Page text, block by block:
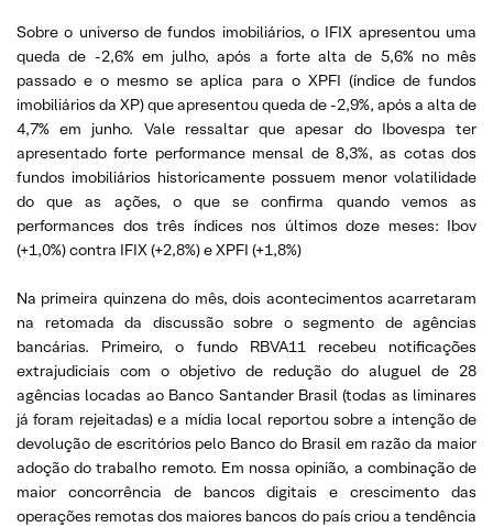
Sobre o universo de fundos imobiliários, o IFIX apresentou uma
queda de -2,6% em julho, após a forte alta de 5,6% no mês
passado e o mesmo se aplica para o XPFI (índice de fundos
imobiliários da XP) que apresentou queda de -2,9%, após a alta de
4,7% em junho. Vale ressaltar que apesar do Ibovespa ter
apresentado forte performance mensal de 8,3%, as cotas dos
fundos imobiliários historicamente possuem menor volatilidade
do que as ações, o que se confirma quando vemos as
performances dos três índices nos últimos doze meses: Ibov
(+1,0%) contra IFIX (+2,8%) e XPFI (+1,8%)
Na primeira quinzena do mês, dois acontecimentos acarretaram
na retomada da discussão sobre o segmento de agências
bancárias. Primeiro, o fundo RBVA11 recebeu notificações
extrajudiciais com o objetivo de redução do aluguel de 28
agências locadas ao Banco Santander Brasil (todas as liminares
já foram rejeitadas) e a mídia local reportou sobre a intenção de
devolução de escritórios pelo Banco do Brasil em razão da maior
adoção do trabalho remoto. Em nossa opinião, a combinação de
maior concorrência de bancos digitais e crescimento das
operações remotas dos maiores bancos do país criou a tendência